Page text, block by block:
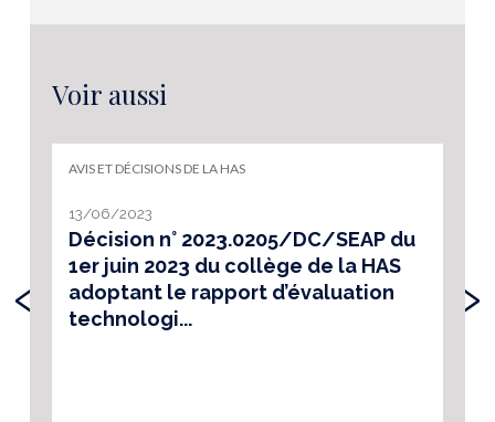
Voir aussi
AVIS ET DÉCISIONS DE LA HAS
13/06/2023
Décision n° 2023.0205/DC/SEAP du
1er juin 2023 du collège de la HAS
adoptant le rapport d’évaluation
technologi...
‹ ›